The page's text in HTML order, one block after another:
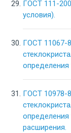
ГОСТ 111-
условия).
ГОСТ 11067-
определения
ГОСТ 10978-
определения
расширения.